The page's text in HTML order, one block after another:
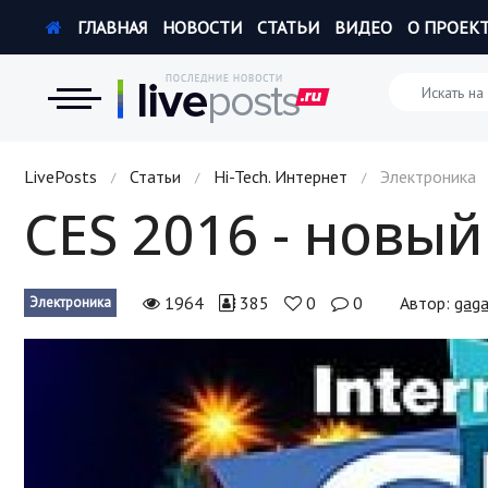
Новости
Экономика
Происшествия
Hi-Tech. Интернет
Наука и техника
ГЛАВНАЯ НОВОСТИ СТАТЬИ ВИДЕО О
LivePosts / Статьи / Hi-Tech. Интернет / Электроника
CES 2016 -
Электроника 1964 385 0 0 Автор: